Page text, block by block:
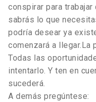
conspirar para
sabrás lo que
podría desear ya
comenzará a llegar.La
Todas las
intentarlo. Y ten en
sucederá.
A demás pregúntese: